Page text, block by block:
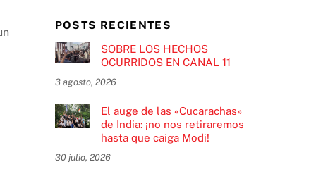
POSTS RECIENTES
SOBRE LOS HECHOS
OCURRIDOS EN CANAL 11
3 agosto, 2026
El auge de las «Cucarachas»
de India: ¡no nos retiraremos
hasta que caiga Modi!
30 julio, 2026